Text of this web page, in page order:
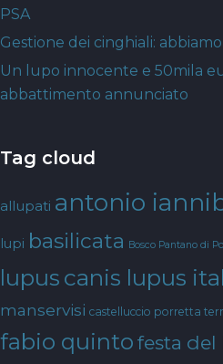
PSA
Gestione dei cinghiali:
Un lupo innocente e 50mila
abbattimento annunciato
Tag cloud
allupati antonio
lupi basilicata Bosco Pantano di
lupus canis lupus
manservisi castelluccio porretta
fabio quinto festa del